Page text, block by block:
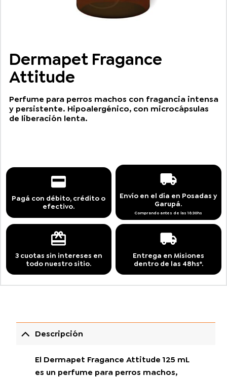
Dermapet Fragance
Attitude
Perfume para perros machos con fragancia intensa
y persistente. Hipoalergénico, con microcápsulas
de liberación lenta.
Pagá con débito, crédito o
efectivo.
Envío en el día en Posadas y
Garupá.
Comprando antes de las 16:30hs
3 cuotas sin intereses en
todo nuestro sitio.
Entrega en Misiones
dentro de las 48hs*.
Descripción
El Dermapet Fragance Attitude 125 mL
es un perfume para perros machos,